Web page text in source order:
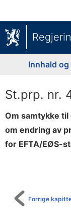
Innhald og
St.prp. nr.
Om samtykke
om endring av
for EFTA/EØS-
Forrige